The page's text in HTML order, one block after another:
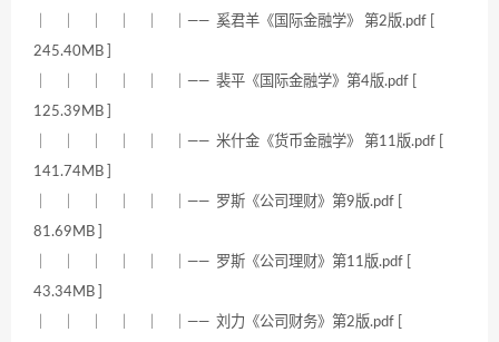
｜ ｜ ｜ ｜ ｜ ｜—— 奚君羊《国际金融学》 第2版.pdf [
245.40MB ]
｜ ｜ ｜ ｜ ｜ ｜—— 裴平《国际金融学》第4版.pdf [
125.39MB ]
｜ ｜ ｜ ｜ ｜ ｜—— 米什金《货币金融学》 第11版.pdf [
141.74MB ]
｜ ｜ ｜ ｜ ｜ ｜—— 罗斯《公司理财》第9版.pdf [
81.69MB ]
｜ ｜ ｜ ｜ ｜ ｜—— 罗斯《公司理财》第11版.pdf [
43.34MB ]
｜ ｜ ｜ ｜ ｜ ｜—— 刘力《公司财务》第2版.pdf [